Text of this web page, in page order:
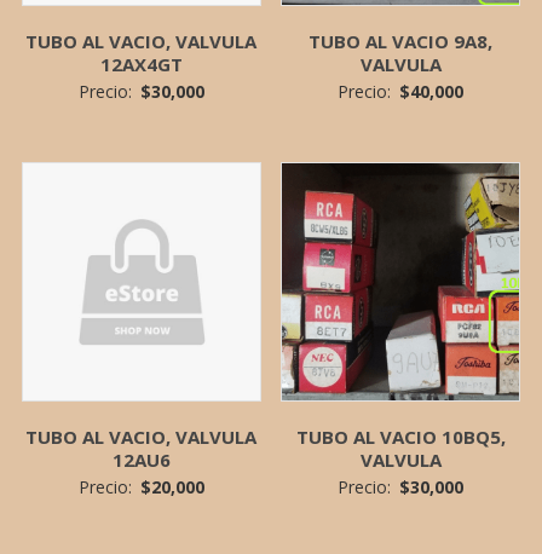
TUBO AL VACIO, VALVULA
12AX4GT
Precio: $30,000
TUBO AL VACIO 9A8,
VALVULA
Precio: $40,000
TUBO AL VACIO, VALVULA
12AU6
Precio: $20,000
TUBO AL VACIO 10BQ5,
VALVULA
Precio: $30,000